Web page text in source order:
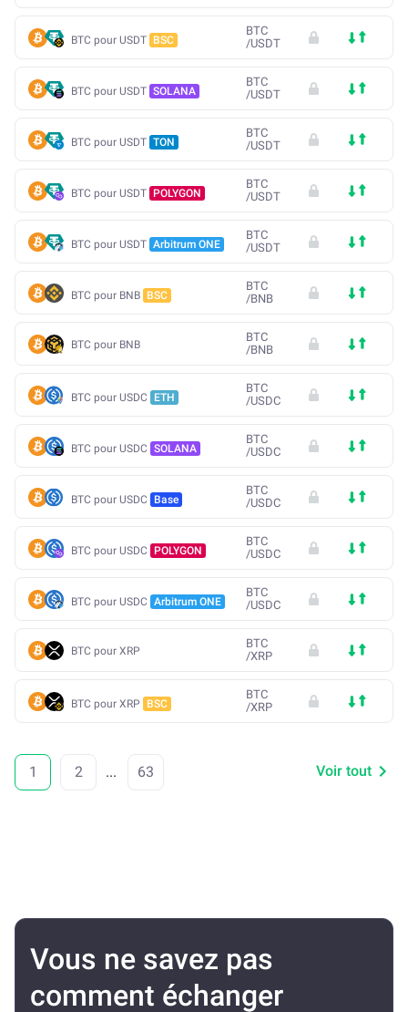
BTC pour USDT BSC
BTC
/USDT
BTC pour USDT SOLANA
BTC
/USDT
BTC pour USDT TON
BTC
/USDT
BTC pour USDT POLYGON
BTC
/USDT
BTC pour USDT Arbitrum ONE
BTC
/USDT
BTC pour BNB BSC
BTC
/BNB
BTC pour BNB
BTC
/BNB
BTC pour USDC ETH
BTC
/USDC
BTC pour USDC SOLANA
BTC
/USDC
BTC pour USDC Base
BTC
/USDC
BTC pour USDC POLYGON
BTC
/USDC
BTC pour USDC Arbitrum ONE
BTC
/USDC
BTC pour XRP
BTC
/XRP
BTC pour XRP BSC
BTC
/XRP
1 2 ... 63 Voir tout
Vous ne savez pas
comment échanger